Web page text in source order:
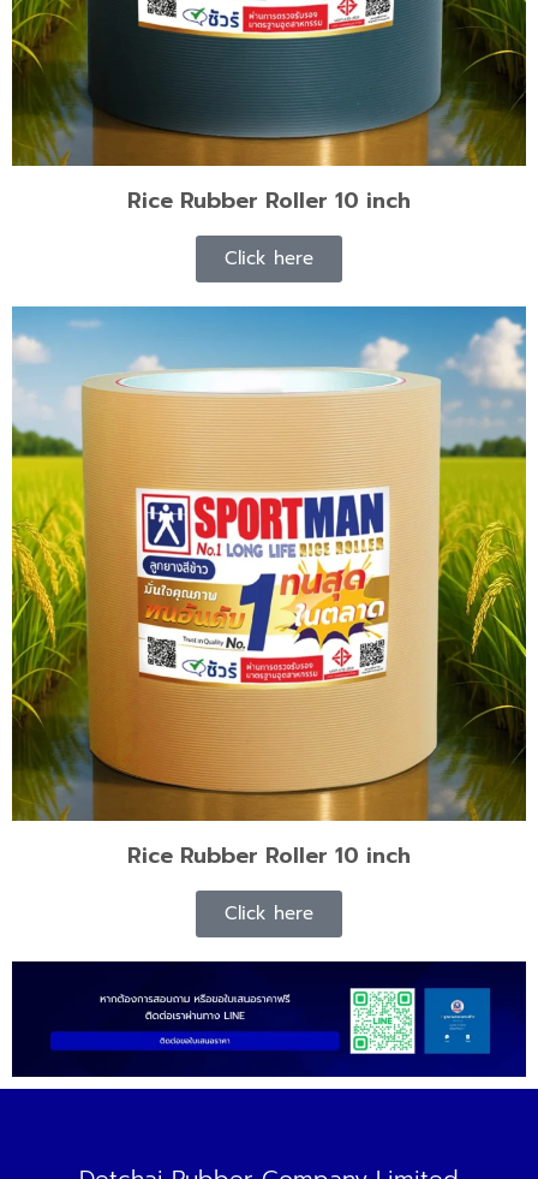
Rice Rubber Roller 10 inch
Click here
Rice Rubber Roller 10 inch
Click here